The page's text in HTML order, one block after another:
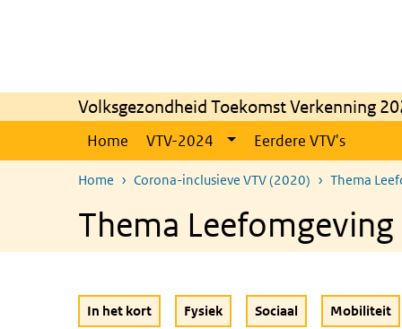
Volksgezondheid Toekomst Verkenning
Home VTV-2024 Eerdere VTV's
Home Corona-inclusieve VTV (2020) Thema
Thema
In het kort Fysiek Sociaal Mobiliteit